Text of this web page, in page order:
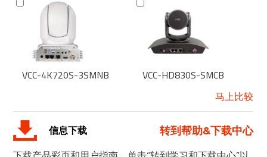
VCC-4K720S-3SMNB
VCC-HD830S-SMCB
马上比较
信息下载 转到帮助&下载中心